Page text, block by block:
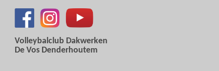
Volleybalclub Dakwerken
De Vos Denderhoutem